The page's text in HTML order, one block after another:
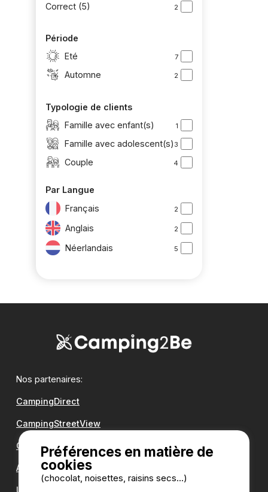
Correct (5) 2
Période
Eté
7
Automne 2
Typologie de clients
Famille avec enfant(s)
1
Famille avec adolescent(s) 3
Couple 4
Par Langue
Français
2
Anglais 2
Néerlandais 5
Nos partenaires:
CampingDirect
CampingStreetView
Groupe Romanée
Antilope VAN
Une question ?
Préférences en matière de
cookies
(chocolat, noisettes, raisins secs...)